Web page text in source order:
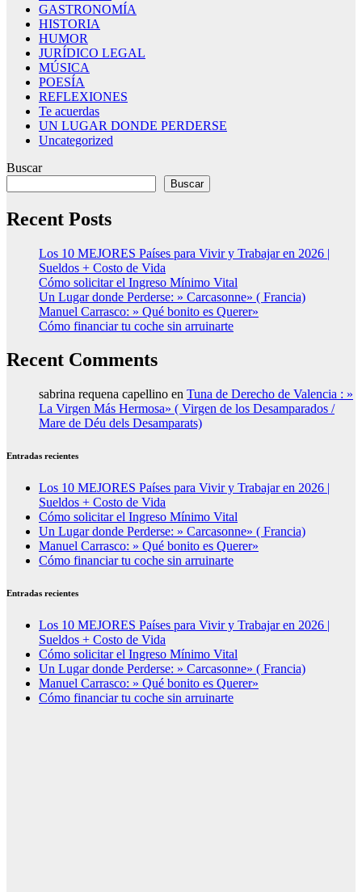
GASTRONOMÍA
HISTORIA
HUMOR
JURÍDICO LEGAL
MÚSICA
POESÍA
REFLEXIONES
Te acuerdas
UN LUGAR DONDE PERDERSE
Uncategorized
Buscar
Buscar
Recent Posts
Los 10 MEJORES Países para Vivir y Trabajar en 2026 |
Sueldos + Costo de Vida
Cómo solicitar el Ingreso Mínimo Vital
Un Lugar donde Perderse: » Carcasonne» ( Francia)
Manuel Carrasco: » Qué bonito es Querer»
Cómo financiar tu coche sin arruinarte
Recent Comments
sabrina requena capellino en Tuna de Derecho de Valencia : »
La Virgen Más Hermosa» ( Virgen de los Desamparados /
Mare de Déu dels Desamparats)
Entradas recientes
Los 10 MEJORES Países para Vivir y Trabajar en 2026 |
Sueldos + Costo de Vida
Cómo solicitar el Ingreso Mínimo Vital
Un Lugar donde Perderse: » Carcasonne» ( Francia)
Manuel Carrasco: » Qué bonito es Querer»
Cómo financiar tu coche sin arruinarte
Entradas recientes
Los 10 MEJORES Países para Vivir y Trabajar en 2026 |
Sueldos + Costo de Vida
Cómo solicitar el Ingreso Mínimo Vital
Un Lugar donde Perderse: » Carcasonne» ( Francia)
Manuel Carrasco: » Qué bonito es Querer»
Cómo financiar tu coche sin arruinarte